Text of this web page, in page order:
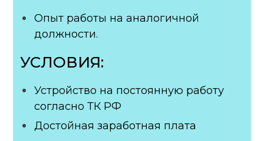
Опыт работы на аналогичной
должности.
УСЛОВИЯ:
Устройство на постоянную работу
согласно ТК РФ
Достойная заработная плата